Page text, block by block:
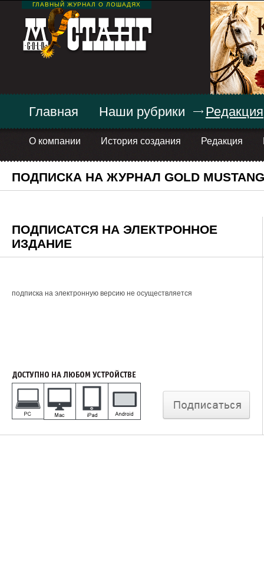
ГЛАВНЫЙ ЖУРНАЛ О ЛОШАДЯХ
Главная Наши рубрики Редакция
О компании История создания Редакция
ПОДПИСКА НА ЖУРНАЛ GOLD
ПОДПИСАТСЯ НА ЭЛЕКТРОННОЕ
ИЗДАНИЕ
подписка на электронную версию не осуществляется